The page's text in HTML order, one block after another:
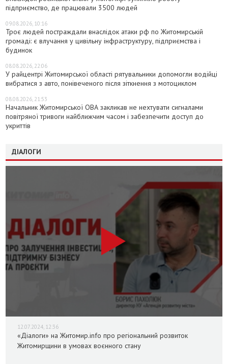
підприємство, де працювали 3500 людей
09.08.2026, 10:16
Троє людей постраждали внаслідок атаки рф по Житомирській
громаді: є влучання у цивільну інфраструктуру, підприємства і
будинок
08.08.2026, 22:06
У райцентрі Житомирської області рятувальники допомогли водійці
вибратися з авто, понівеченого після зіткнення з мотоциклом
08.08.2026, 21:53
Начальник Житомирської ОВА закликав не нехтувати сигналами
повітряної тривоги найближчим часом і забезпечити доступ до
укриттів
ДІАЛОГИ
12.07.2024, 12:36
«Діалоги» на Житомир.info про регіональний розвиток
Житомирщини в умовах воєнного стану